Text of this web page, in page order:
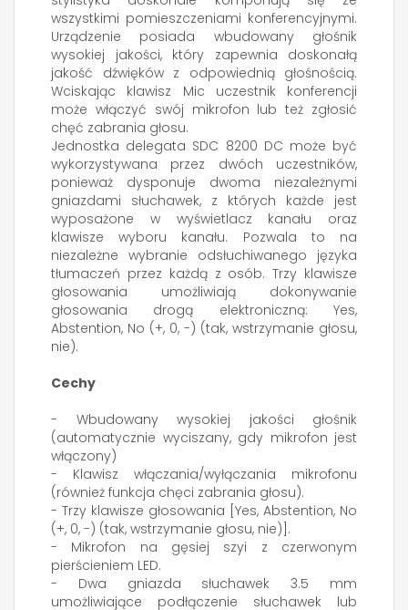
wszystkimi pomieszczeniami konferencyjnymi.
Urządzenie posiada wbudowany głośnik
wysokiej jakości, który zapewnia doskonałą
jakość dźwięków z odpowiednią głośnością.
Wciskając klawisz Mic uczestnik konferencji
może włączyć swój mikrofon lub też zgłosić
chęć zabrania głosu.
Jednostka delegata SDC 8200 DC może być
wykorzystywana przez dwóch uczestników,
ponieważ dysponuje dwoma niezależnymi
gniazdami słuchawek, z których każde jest
wyposażone w wyświetlacz kanału oraz
klawisze wyboru kanału. Pozwala to na
niezależne wybranie odsłuchiwanego języka
tłumaczeń przez każdą z osób. Trzy klawisze
głosowania umożliwiają dokonywanie
głosowania drogą elektroniczną: Yes,
Abstention, No (+, 0, -) (tak, wstrzymanie głosu,
nie).
Cechy
- Wbudowany wysokiej jakości głośnik
(automatycznie wyciszany, gdy mikrofon jest
włączony)
- Klawisz włączania/wyłączania mikrofonu
(również funkcja chęci zabrania głosu).
- Trzy klawisze głosowania [Yes, Abstention, No
(+, 0, -) (tak, wstrzymanie głosu, nie)].
- Mikrofon na gęsiej szyi z czerwonym
pierścieniem LED.
- Dwa gniazda słuchawek 3.5 mm
umożliwiające podłączenie słuchawek lub